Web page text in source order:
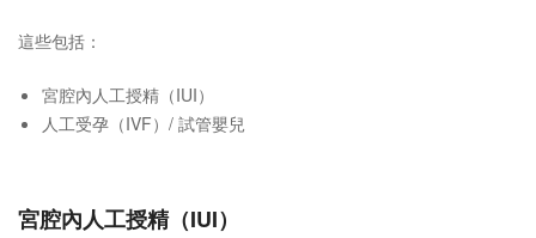
這些包括：
宮腔內人工授精（IUI）
人工受孕（IVF）/ 試管嬰兒
宮腔內人工授精（IUI）